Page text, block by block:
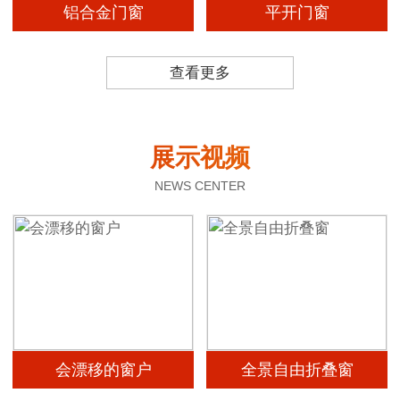
铝合金门窗 平开门窗
查看更多
展示视频
NEWS CENTER
会漂移的窗户 全景自由折叠窗